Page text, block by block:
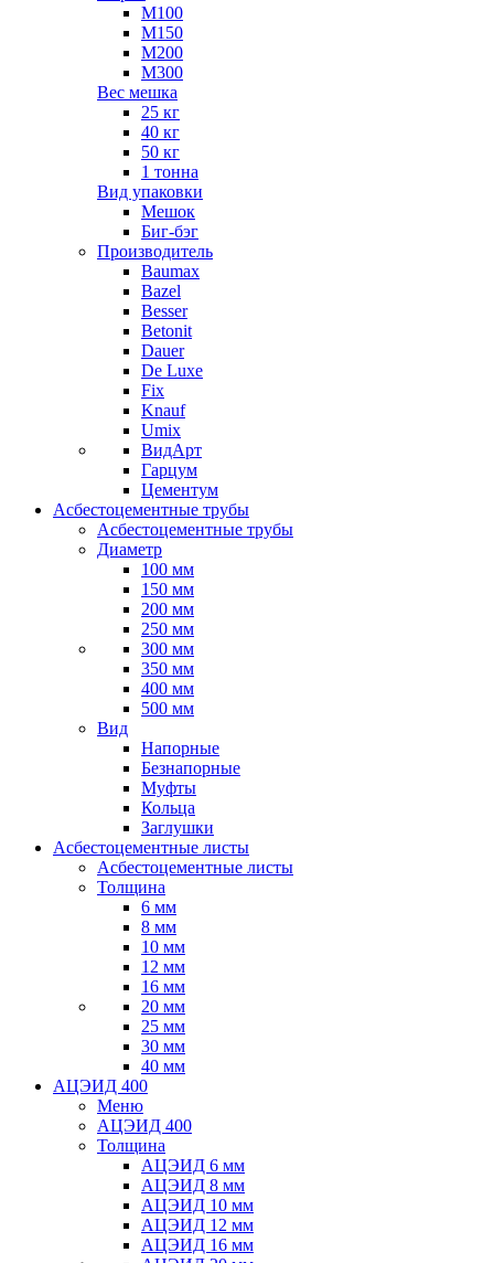
М100
М150
М200
М300
Вес мешка
25 кг
40 кг
50 кг
1 тонна
Вид упаковки
Мешок
Биг-бэг
Производитель
Baumax
Bazel
Besser
Betonit
Dauer
De Luxe
Fix
Knauf
Umix
ВидАрт
Гарцум
Цементум
Асбестоцементные трубы
Асбестоцементные трубы
Диаметр
100 мм
150 мм
200 мм
250 мм
300 мм
350 мм
400 мм
500 мм
Вид
Напорные
Безнапорные
Муфты
Кольца
Заглушки
Асбестоцементные листы
Асбестоцементные листы
Толщина
6 мм
8 мм
10 мм
12 мм
16 мм
20 мм
25 мм
30 мм
40 мм
АЦЭИД 400
Меню
АЦЭИД 400
Толщина
АЦЭИД 6 мм
АЦЭИД 8 мм
АЦЭИД 10 мм
АЦЭИД 12 мм
АЦЭИД 16 мм